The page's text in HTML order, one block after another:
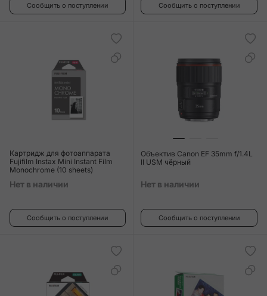
Сообщить о поступлении Сообщить о поступлении
Картридж для фотоаппарата
Fujifilm Instax Mini Instant Film
Monochrome (10 sheets)
Нет в наличии
Сообщить о поступлении
Объектив Canon EF 35mm f/1.4L
II USM чёрный
Нет в наличии
Сообщить о поступлении